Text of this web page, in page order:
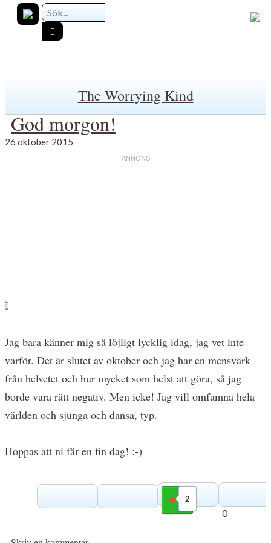
The Worrying Kind
God morgon!
26 oktober 2015
Jag bara känner mig så löjligt lycklig idag, jag vet inte
varför. Det är slutet av oktober och jag har en mensvärk
från helvetet och hur mycket som helst att göra, så jag
borde vara rätt negativ. Men icke! Jag vill omfamna hela
världen och sjunga och dansa, typ.
Hoppas att ni får en fin dag! :-)
2
Gilla
0